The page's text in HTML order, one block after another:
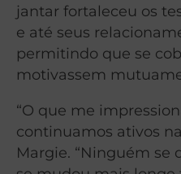
jantar fortaleceu os
e até seus
permitindo que se
motivassem
“O que me
continuamos ativos
Margie. “Ninguém se